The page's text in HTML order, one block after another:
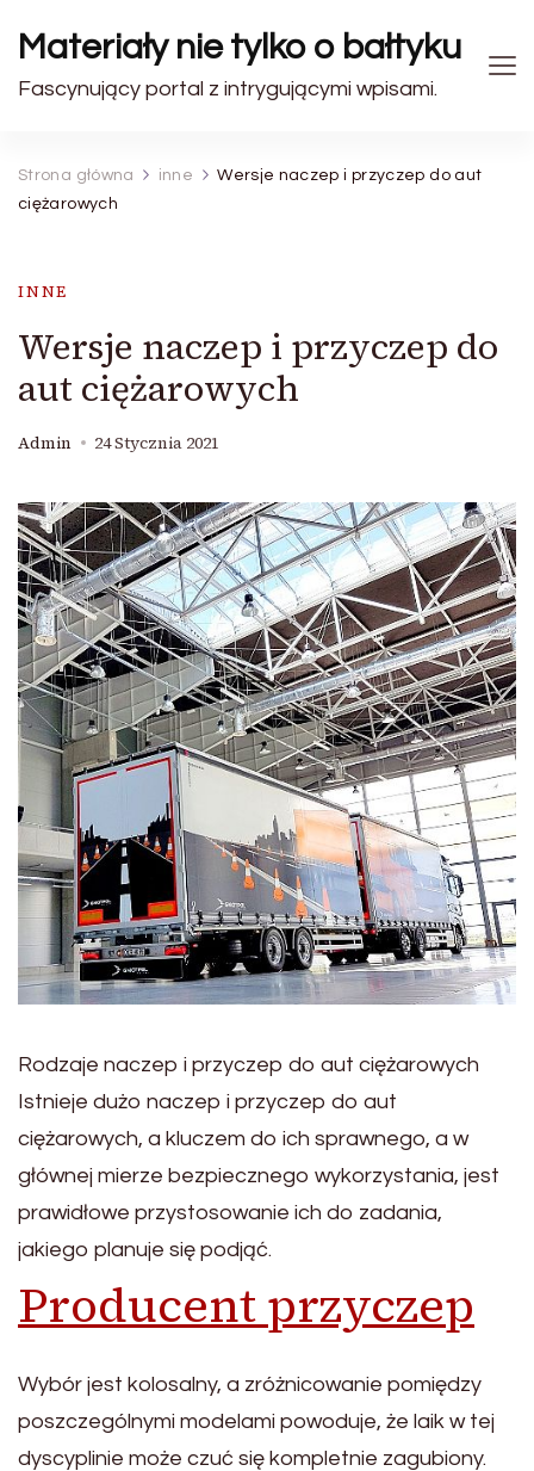
Materiały nie tylko o bałtyku
Fascynujący portal z intrygującymi wpisami.
Strona główna inne
Wersje naczep i przyczep do aut
ciężarowych
INNE
Wersje naczep i przyczep do
aut ciężarowych
Admin 24 Stycznia 2021
Rodzaje naczep i przyczep do aut ciężarowych
Istnieje dużo naczep i przyczep do aut
ciężarowych, a kluczem do ich sprawnego, a w
głównej mierze bezpiecznego wykorzystania, jest
prawidłowe przystosowanie ich do zadania,
jakiego planuje się podjąć.
Producent przyczep
Wybór jest kolosalny, a zróżnicowanie pomiędzy
poszczególnymi modelami powoduje, że laik w tej
dyscyplinie może czuć się kompletnie zagubiony.